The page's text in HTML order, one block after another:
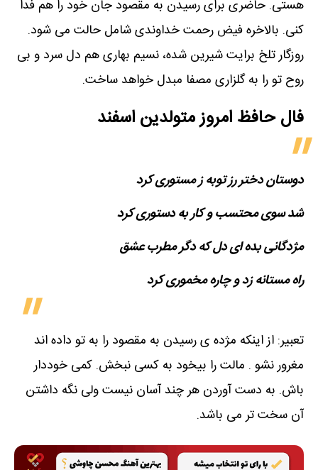
هستی. حاضری برای رسیدن به مقصود جان خود را هم فدا
کنی. بالاخره فیض رحمت خداوندی شامل حالت می شود.
روزگار تلخ برایت شیرین شده، نسیم بهاری هم دل سرد و بی
روح تو را به گلزاری مصفا مبدل خواهد ساخت.
فال حافظ امروز متولدین‌ اسفند
دوستان دختر رز توبه ز مستوری کرد
شد سوی محتسب و کار به دستوری کرد
مژدگانی بده ای دل که دگر مطرب عشق
راه مستانه زد و چاره مخموری کرد
تعبیر: از اینکه مژده ی رسیدن به مقصود را به تو داده اند
مغرور نشو . مالت را بیخود به کسی نبخش. کمی خوددار
باش. به دست آوردن هر چند آسان نیست ولی نگه داشتن
آن سخت تر می باشد.